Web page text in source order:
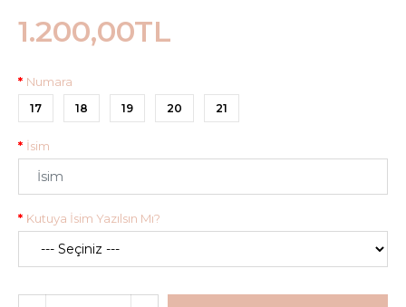
1.200,00TL
Numara
17 18 19 20 21
İsim
Kutuya İsim Yazılsın Mı?